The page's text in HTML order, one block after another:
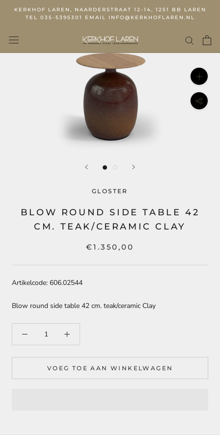
KERKHOF LAREN, NAARDERSTRAAT 12-14, 1251 BB LAREN
TEL 035-5395301 EMAIL INFO@KERKHOFLAREN.NL
GLOSTER
BLOW ROUND SIDE TABLE 42
CM. TEAK/CERAMIC CLAY
€1.350,00
Artikelcode: 606.02544
Blow round side table 42 cm. teak/ceramic Clay
VOEG TOE AAN WINKELWAGEN